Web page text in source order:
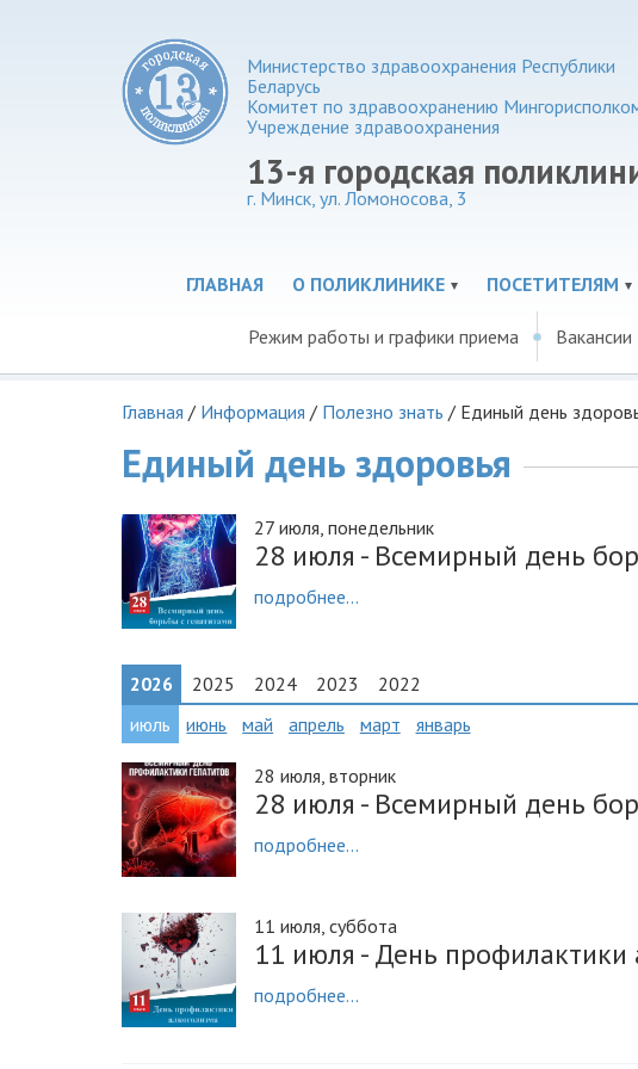
Министерство здравоохранения Республики
Беларусь
Комитет по здравоохранению
Учреждение здравоохранения
13-я городская
г. Минск, ул. Ломоносова, 3
ГЛАВНАЯ О ПОЛИКЛИНИКЕ ПОСЕТИТЕЛЯМ
Режим работы и графики приема Вакансии
Главная / Информация / Полезно знать / Единый день
Единый день здоровья
27 июля, понедельник
28 июля - Всемирный день
подробнее...
2026 2025 2024 2023
2022
июль
июнь май апрель март январь
28 июля, вторник
28 июля - Всемирный день
подробнее...
11 июля, суббота
11 июля - День профилактики
подробнее...